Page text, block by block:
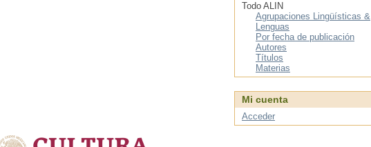
Todo ALIN
Agrupaciones Lingüísticas &
Lenguas
Por fecha de publicación
Autores
Títulos
Materias
Mi cuenta
Acceder